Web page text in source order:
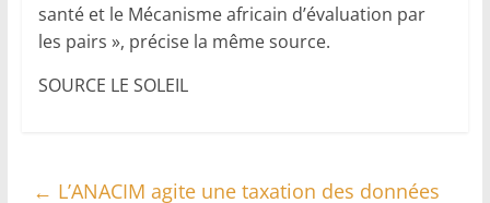
santé et le Mécanisme africain d’évaluation par
les pairs », précise la même source.
SOURCE LE SOLEIL
← L’ANACIM agite une taxation des données